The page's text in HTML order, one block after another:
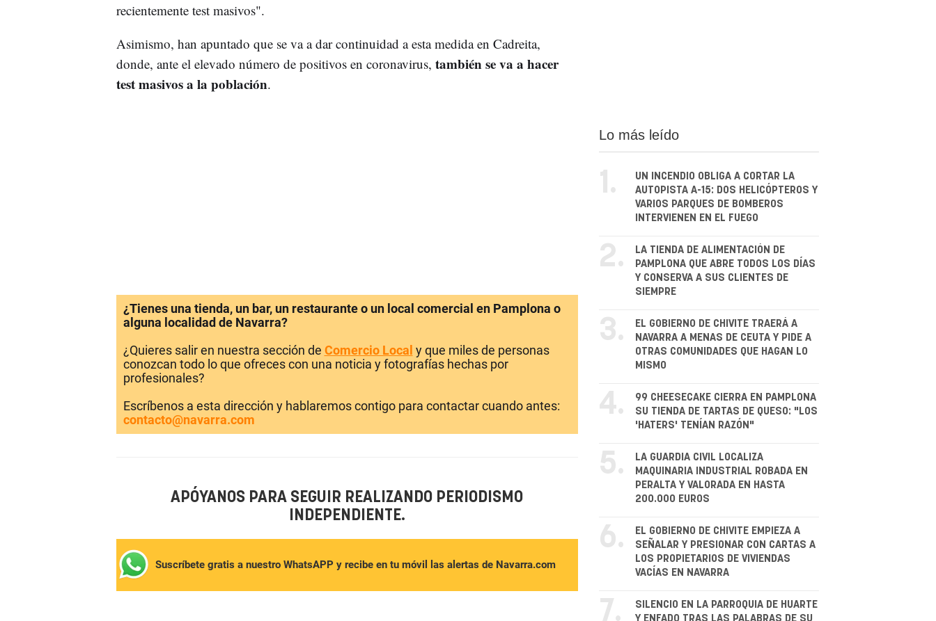
recientemente test masivos".
Asimismo, han apuntado que se va a dar continuidad a esta medida en Cadreita,
donde, ante el elevado número de positivos en coronavirus, también se va a hacer
test masivos a la población.
¿Tienes una tienda, un bar, un restaurante o un local comercial en Pamplona o
alguna localidad de Navarra?
¿Quieres salir en nuestra sección de Comercio Local y que miles de personas
conozcan todo lo que ofreces con una noticia y fotografías hechas por
profesionales?
Escríbenos a esta dirección y hablaremos contigo para contactar cuando antes:
contacto@navarra.com
APÓYANOS PARA SEGUIR REALIZANDO PERIODISMO
INDEPENDIENTE.
Suscríbete gratis a nuestro WhatsAPP y recibe en tu móvil las alertas de Navarra.com
Lo más leído
1.
UN INCENDIO OBLIGA A CORTAR LA
AUTOPISTA A-15: DOS HELICÓPTEROS Y
VARIOS PARQUES DE BOMBEROS
INTERVIENEN EN EL FUEGO
2.
LA TIENDA DE ALIMENTACIÓN DE
PAMPLONA QUE ABRE TODOS LOS DÍAS
Y CONSERVA A SUS CLIENTES DE
SIEMPRE
3.
EL GOBIERNO DE CHIVITE TRAERÁ A
NAVARRA A MENAS DE CEUTA Y PIDE A
OTRAS COMUNIDADES QUE HAGAN LO
MISMO
4.
99 CHEESECAKE CIERRA EN PAMPLONA
SU TIENDA DE TARTAS DE QUESO: "LOS
'HATERS' TENÍAN RAZÓN"
5.
LA GUARDIA CIVIL LOCALIZA
MAQUINARIA INDUSTRIAL ROBADA EN
PERALTA Y VALORADA EN HASTA
200.000 EUROS
6.
EL GOBIERNO DE CHIVITE EMPIEZA A
SEÑALAR Y PRESIONAR CON CARTAS A
LOS PROPIETARIOS DE VIVIENDAS
VACÍAS EN NAVARRA
7.
SILENCIO EN LA PARROQUIA DE HUARTE
Y ENFADO TRAS LAS PALABRAS DE SU